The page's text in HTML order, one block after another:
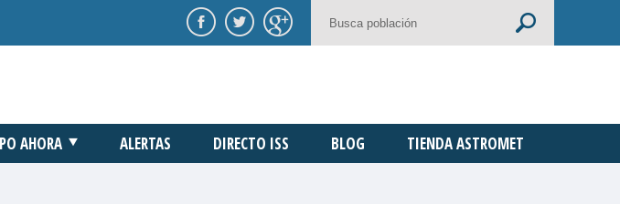
AHORA ALERTAS DIRECTO ISS BLOG TIENDA ASTROMET